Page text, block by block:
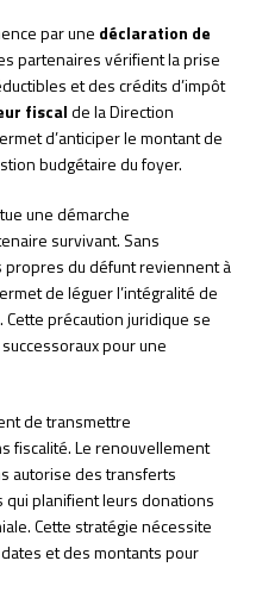
par une déclaration de
partenaires vérifient la prise
et des crédits d’impôt
fiscalde la Direction
d’anticiper le montant de
budgétaire du foyer.
une démarche
survivant. Sans
du défunt reviennent à
de léguer l’intégralité de
précaution juridique se
pour une
de transmettre
fiscalité. Le renouvellement
autorise des transferts
qui planifient leurs donations
Cette stratégie nécessite
et des montants pour